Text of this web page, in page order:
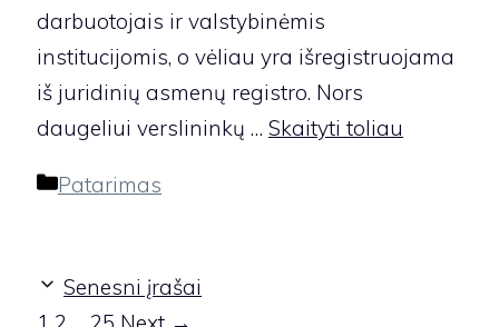
darbuotojais ir valstybinėmis
institucijomis, o vėliau yra išregistruojama
iš juridinių asmenų registro. Nors
daugeliui verslininkų … Skaityti toliau
Kategorijos
Patarimas
Senesni įrašai
PagePagePage